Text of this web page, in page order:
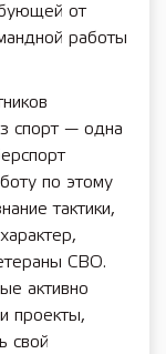
от
работы
спорт — одна
по этому
тактики,
СВО.
активно
проекты,
свой